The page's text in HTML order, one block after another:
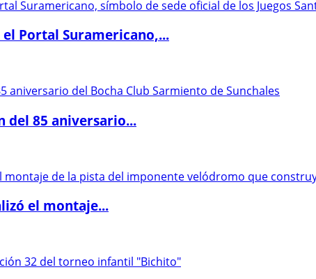
Portal Suramericano,...
del 85 aniversario...
el montaje...